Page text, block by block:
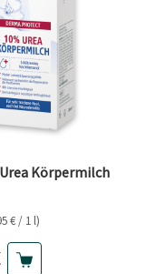
Körpermilch
€ / 1 l)
Preis